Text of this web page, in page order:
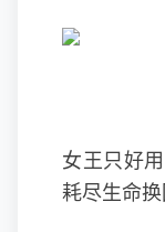
女王只好
耗尽生命换